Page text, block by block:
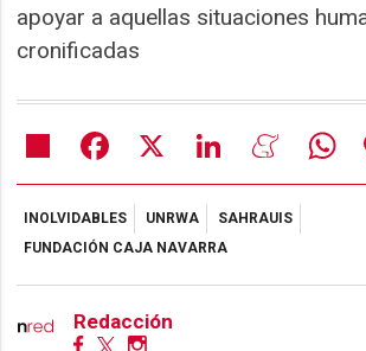
apoyar a aquellas situaciones
cronificadas
Share Facebook LinkedIn Meneame
INOLVIDABLES UNRWA
SAHRAUIS
FUNDACIÓN CAJA NAVARRA
Redacción